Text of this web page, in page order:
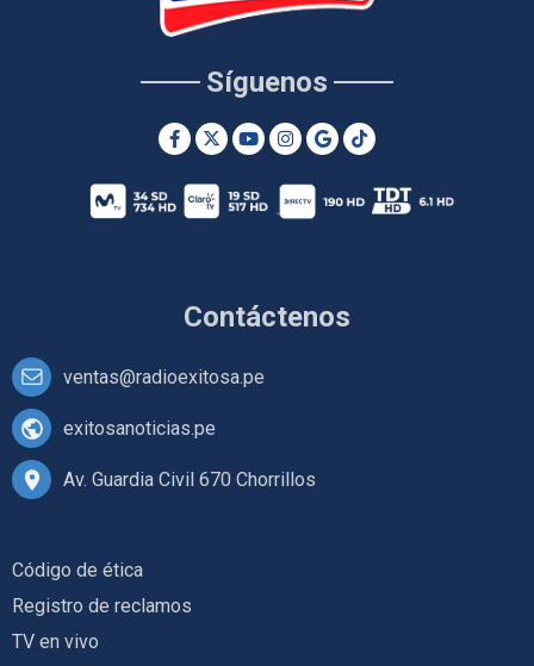
Contáctenos
ventas@radioexitosa.pe
exitosanoticias.pe
Av. Guardia Civil 670 Chorrillos
Síguenos
Código de ética
Registro de reclamos
TV en vivo